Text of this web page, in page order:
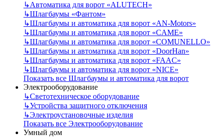
↳Автоматика для ворот «ALUTECH»
↳Шлагбаумы «Фантом»
↳Шлагбаумы и автоматика для ворот «AN-Motors»
↳Шлагбаумы и автоматика для ворот «CAME»
↳Шлагбаумы и автоматика для ворот «COMUNELLO»
↳Шлагбаумы и автоматика для ворот «DoorHan»
↳Шлагбаумы и автоматика для ворот «FAAC»
↳Шлагбаумы и автоматика для ворот «NICE»
Показать все Шлагбаумы и автоматика для ворот
Электрооборудование
↳Светотехническое оборудование
↳Устройства защитного отключения
↳Электроустановочные изделия
Показать все Электрооборудование
Умный дом